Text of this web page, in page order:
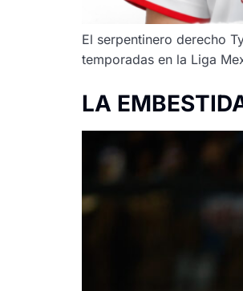
El serpentinero derecho
temporadas en la Liga
LA